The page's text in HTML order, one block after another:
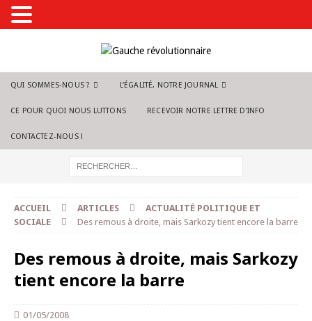
QUI SOMMES-NOUS ? L’ÉGALITÉ, NOTRE JOURNAL
CE POUR QUOI NOUS LUTTONS RECEVOIR NOTRE LETTRE D’INFO
CONTACTEZ-NOUS !
ACCUEIL ARTICLES
ACTUALITÉ POLITIQUE ET
SOCIALE
Des remous à droite, mais Sarkozy tient encore la barre
Des remous à droite, mais Sarkozy
tient encore la barre
01/05/2008